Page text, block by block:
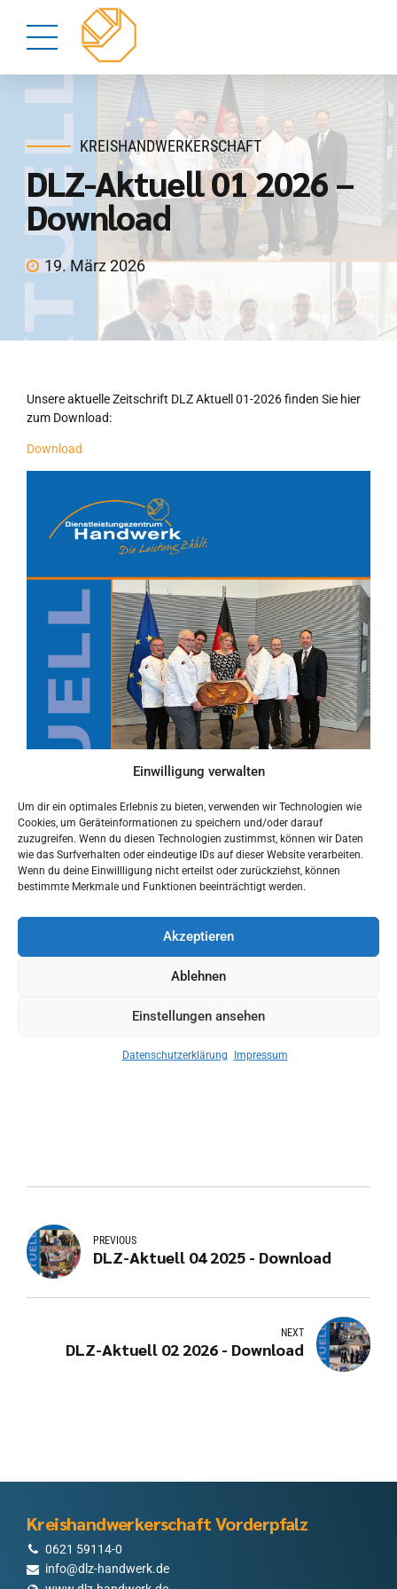
Einwilligung verwalten
Um dir ein optimales Erlebnis zu bieten, verwenden wir Technologien wie
Cookies, um Geräteinformationen zu speichern und/oder darauf
zuzugreifen. Wenn du diesen Technologien zustimmst, können wir Daten
wie das Surfverhalten oder eindeutige IDs auf dieser Website verarbeiten.
Wenn du deine Einwillligung nicht erteilst oder zurückziehst, können
bestimmte Merkmale und Funktionen beeinträchtigt werden.
Akzeptieren
Ablehnen
Einstellungen ansehen
Datenschutzerklärung Impressum
KREISHANDWERKERSCHAFT
DLZ-Aktuell 01 2026 –
Download
19. März 2026
Unsere aktuelle Zeitschrift DLZ Aktuell 01-2026 finden Sie hier
zum Download:
Download
Gerne können Sie sich natürlich auch gedruckte Exemplare in
Alle Mitgliedsbetriebe erhalten automatisch eine gedruckte
PREVIOUS
DLZ-Aktuell 04 2025 - Download
NEXT
DLZ-Aktuell 02 2026 - Download
Kreishandwerkerschaft Vorderpfalz
0621 59114-0
info@dlz-handwerk.de